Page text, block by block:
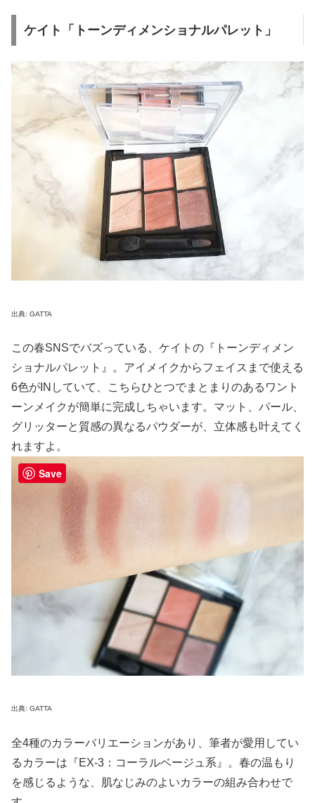
ケイト「トーンディメンショナルパレット」
出典: GATTA
この春SNSでバズっている、ケイトの『トーンディメン
ショナルパレット』。アイメイクからフェイスまで使える
6色がINしていて、こちらひとつでまとまりのあるワント
ーンメイクが簡単に完成しちゃいます。マット、パール、
グリッターと質感の異なるパウダーが、立体感も叶えてく
れますよ。
出典: GATTA
全4種のカラーバリエーションがあり、筆者が愛用してい
るカラーは『EX-3：コーラルベージュ系』。春の温もり
を感じるような、肌なじみのよいカラーの組み合わせで
Save